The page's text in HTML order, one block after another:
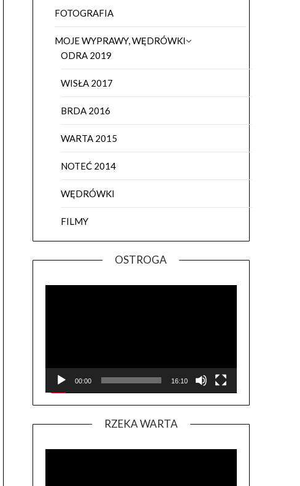
FOTOGRAFIA
MOJE WYPRAWY, WĘDRÓWKI
ODRA 2019
WISŁA 2017
BRDA 2016
WARTA 2015
NOTEĆ 2014
WĘDRÓWKI
FILMY
OSTROGA
00:00 16:10
RZEKA WARTA